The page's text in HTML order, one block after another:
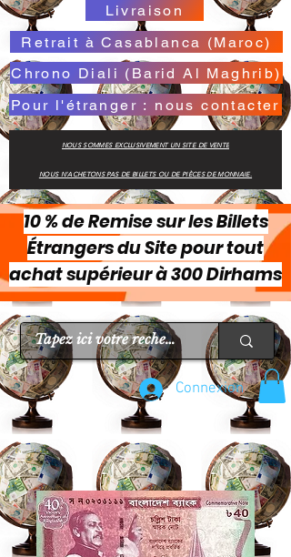
Livraison
Retrait à Casablanca (Maroc)
Chrono Diali (Barid Al Maghrib)
Pour l'étranger : nous contacter
NOUS SOMMES EXCLUSIVEMENT UN SITE DE VENTE
NOUS N'ACHETONS PAS DE BILLETS OU DE PIÈCES DE MONNAIE.
10 % de Remise sur les Billets
Étrangers du Site pour tout
achat supérieur à 300 Dirhams
Connexion